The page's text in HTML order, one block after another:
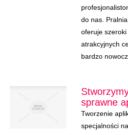
do nas.
oferuje szeroki
atrakcyjnych
bardzo
sprawne
Tworzenie
specjalności